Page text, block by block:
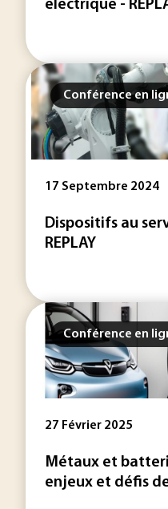
électrique -
Conférence en
17 Septembre 2024
Dispositifs au
REPLAY
Conférence en
27 Février 2025
Métaux et
enjeux et défis